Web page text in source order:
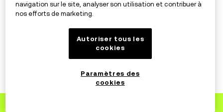
protéger et protéger vos actifs.
Avis de non-responsabilité
Ce contenu est uniquement fourni à titre d’information et
peut concerner des produits indisponibles dans votre
région. Il n’est pas destiné à fournir (i) un conseil en
navigation sur le site, analyser son utilisation et contribuer à
nos efforts de marketing.
Autoriser tous les
cookies
Paramètres des
cookies